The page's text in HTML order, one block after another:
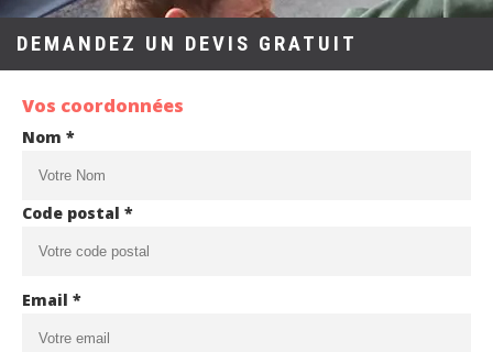
DEMANDEZ UN DEVIS GRATUIT
Vos coordonnées
Nom *
Code postal *
Email *